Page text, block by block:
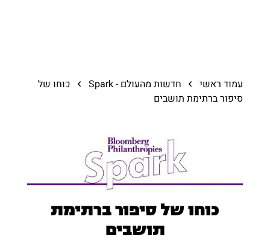
עמוד ראשי חדשות מהעולם - Spark
כוחו של
סיפור ברתימת תושבים
כוחו של סיפור ברתימת
תושבים